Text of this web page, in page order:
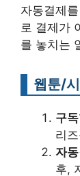
자동결제
로 결제가
를 놓치는
웹툰/
구
리
자
후,